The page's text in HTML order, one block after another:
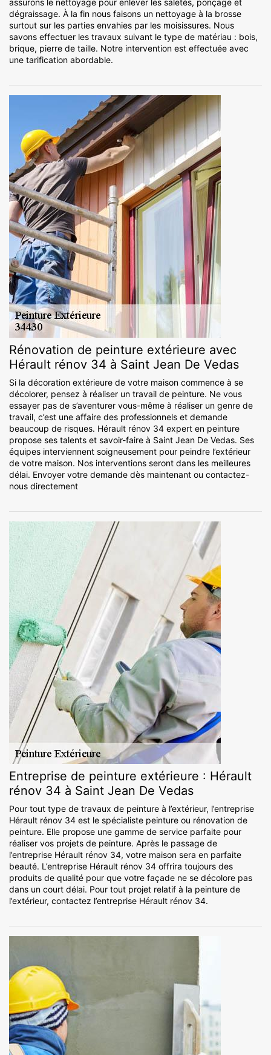
assurons le nettoyage pour enlever les saletés, ponçage et
dégraissage. À la fin nous faisons un nettoyage à la brosse
surtout sur les parties envahies par les moisissures. Nous
savons effectuer les travaux suivant le type de matériau : bois,
brique, pierre de taille. Notre intervention est effectuée avec
une tarification abordable.
Rénovation de peinture extérieure avec
Hérault rénov 34 à Saint Jean De Vedas
Si la décoration extérieure de votre maison commence à se
décolorer, pensez à réaliser un travail de peinture. Ne vous
essayer pas de s’aventurer vous-même à réaliser un genre de
travail, c’est une affaire des professionnels et demande
beaucoup de risques. Hérault rénov 34 expert en peinture
propose ses talents et savoir-faire à Saint Jean De Vedas. Ses
équipes interviennent soigneusement pour peindre l’extérieur
de votre maison. Nos interventions seront dans les meilleures
délai. Envoyer votre demande dès maintenant ou contactez-
nous directement
Entreprise de peinture extérieure : Hérault
rénov 34 à Saint Jean De Vedas
Pour tout type de travaux de peinture à l’extérieur, l’entreprise
Hérault rénov 34 est le spécialiste peinture ou rénovation de
peinture. Elle propose une gamme de service parfaite pour
réaliser vos projets de peinture. Après le passage de
l’entreprise Hérault rénov 34, votre maison sera en parfaite
beauté. L’entreprise Hérault rénov 34 offrira toujours des
produits de qualité pour que votre façade ne se décolore pas
dans un court délai. Pour tout projet relatif à la peinture de
l’extérieur, contactez l’entreprise Hérault rénov 34.